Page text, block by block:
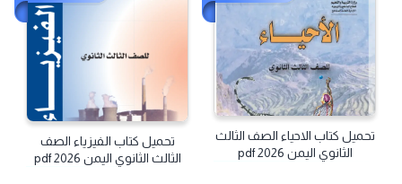
تحميل كتاب الاحياء الصف الثالث
الثانوي اليمن pdf 2026
تحميل كتاب الفيزياء الصف
الثالث الثانوي اليمن pdf 2026